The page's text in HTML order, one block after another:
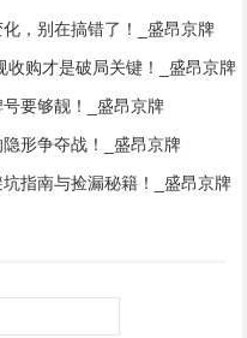
，别在搞错了！_盛昂京牌
收购才是破局关键！_盛昂京牌
要够靓！_盛昂京牌
形争夺战！_盛昂京牌
指南与捡漏秘籍！_盛昂京牌